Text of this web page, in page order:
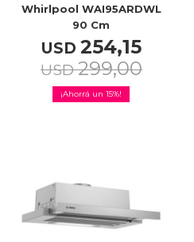
Whirlpool WAI95ARDWL
90 Cm
USD 254,15
USD 299,00
15
Baño
Celulares